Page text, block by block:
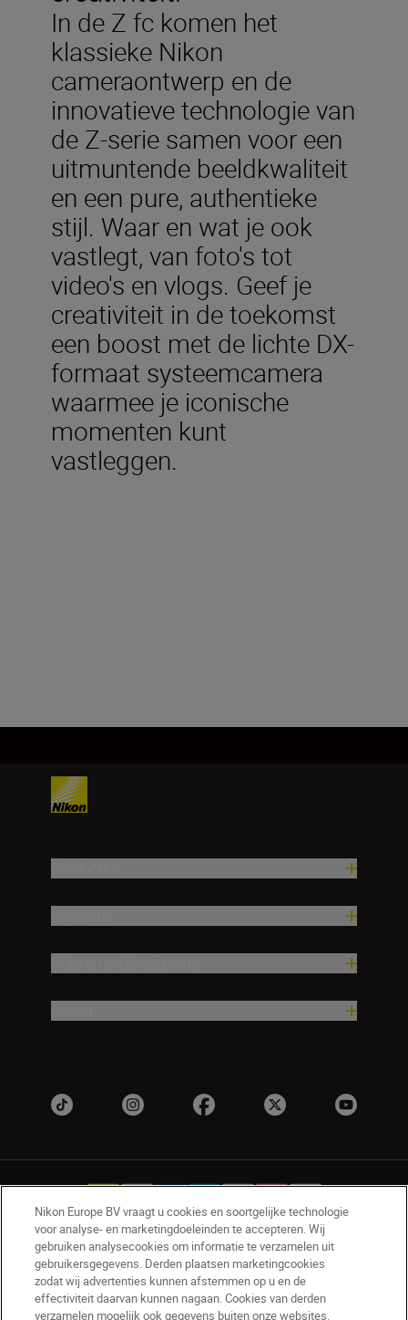
In de Z fc komen het
klassieke Nikon
cameraontwerp en de
innovatieve technologie van
de Z-serie samen voor een
uitmuntende beeldkwaliteit
en een pure, authentieke
stijl. Waar en wat je ook
vastlegt, van foto's tot
video's en vlogs. Geef je
creativiteit in de toekomst
een boost met de lichte DX-
formaat systeemcamera
waarmee je iconische
momenten kunt
vastleggen.
NL Nikon Sites
Contact opnemen
Privacyverklaring
Gebruiksvoorwaarden
Nikon Europe BV vraagt u cookies en soortgelijke technologie
voor analyse- en marketingdoeleinden te accepteren. Wij
gebruiken analysecookies om informatie te verzamelen uit
gebruikersgegevens. Derden plaatsen marketingcookies
zodat wij advertenties kunnen afstemmen op u en de
effectiviteit daarvan kunnen nagaan. Cookies van derden
verzamelen mogelijk ook gegevens buiten onze websites.